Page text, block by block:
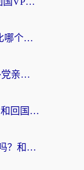
斧牛VPN好用吗？和引力VPN对比哪个回国效果更好？海外党亲测3款加速器+避坑指南
ChickCN和极闪回国好用吗？海外党亲测3款加速器，教你选对不踩坑
海外党实测：Malus VPN好用吗？和回国VPN对比哪个回国效果更好？附真实体验与加速器推荐
海外党必看：快帆TV版VPN好用吗？和豌豆IP VPN对比哪个回国效果更好？附真实体验与选择指南